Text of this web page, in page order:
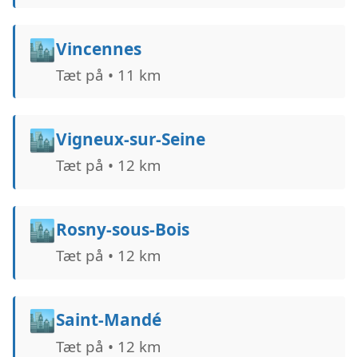
🏙️Vincennes
Tæt på • 11 km
🏙️Vigneux-sur-Seine
Tæt på • 12 km
🏙️Rosny-sous-Bois
Tæt på • 12 km
🏙️Saint-Mandé
Tæt på • 12 km